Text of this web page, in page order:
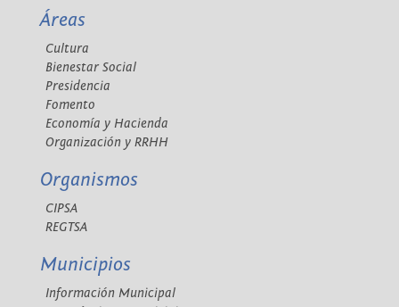
Áreas
Cultura
Bienestar Social
Presidencia
Fomento
Economía y Hacienda
Organización y RRHH
Organismos
CIPSA
REGTSA
Municipios
Información Municipal